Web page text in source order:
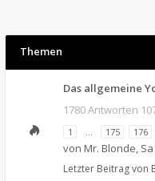
Themen
Das allgemeine
1780 Antworten
1 … 175 176
von Mr. Blonde,
Letzter Beitrag von